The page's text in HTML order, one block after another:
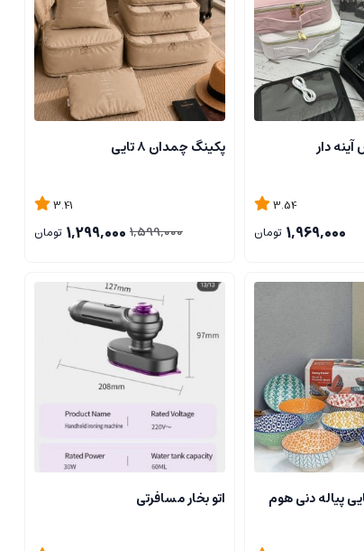
دار
3.54
1,969,000 تومان
پکینگ چمدان ۸ تایی
3.41
1,599,000
1,299,000 تومان
پیاله دنی هوم اتو بخار مسافرتی